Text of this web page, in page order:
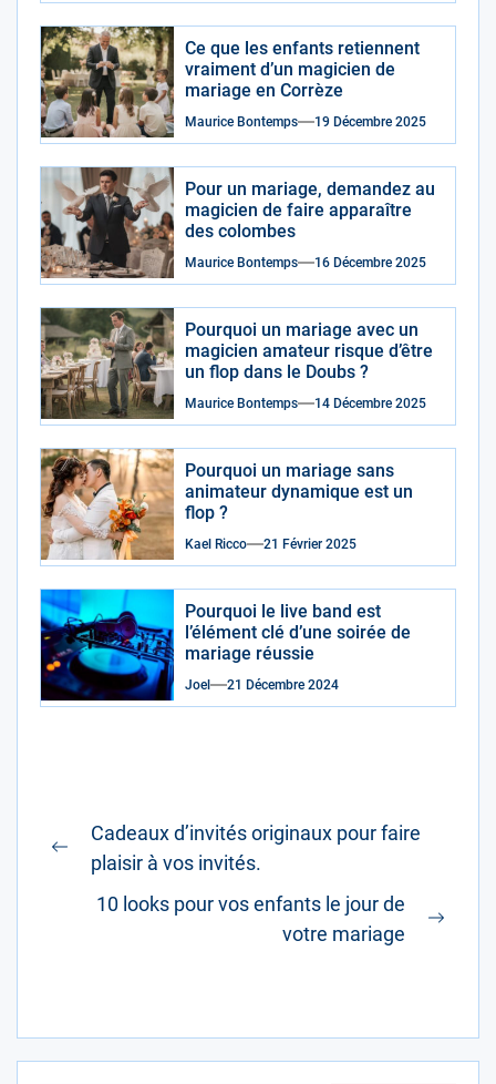
Ce que les enfants retiennent
vraiment d’un magicien de
mariage en Corrèze
Maurice Bontemps 19 Décembre 2025
Pour un mariage, demandez au
magicien de faire apparaître
des colombes
Maurice Bontemps 16 Décembre 2025
Pourquoi un mariage avec un
magicien amateur risque d’être
un flop dans le Doubs ?
Maurice Bontemps 14 Décembre 2025
Pourquoi un mariage sans
animateur dynamique est un
flop ?
Kael Ricco 21 Février 2025
Pourquoi le live band est
l’élément clé d’une soirée de
mariage réussie
Joel 21 Décembre 2024
Navigation
de
l’article
Previous
Cadeaux d’invités originaux pour faire
plaisir à vos invités.
10 looks pour vos enfants le jour de
votre mariage